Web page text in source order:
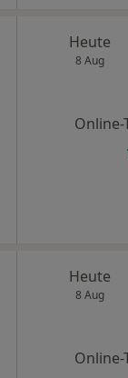
Heute
8 Aug
Heute
8 Aug